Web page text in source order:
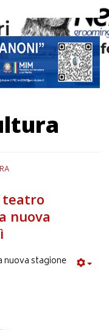
teatro
nuova
nuova stagione